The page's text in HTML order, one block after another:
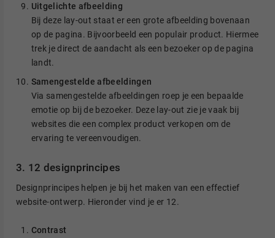
Uitgelichte afbeelding
Bij deze lay-out staat er een grote afbeelding bovenaan
op de pagina. Bijvoorbeeld een populair product. Hiermee
trek je direct de aandacht als een bezoeker op de pagina
landt.
Samengestelde afbeeldingen
Via samengestelde afbeeldingen roep je een bepaalde
emotie op bij de bezoeker. Deze lay-out zie je vaak bij
websites die een complex product verkopen om de
ervaring te vereenvoudigen.
3. 12 designprincipes
Designprincipes helpen je bij het maken van een effectief
website-ontwerp. Hieronder vind je er 12.
Contrast